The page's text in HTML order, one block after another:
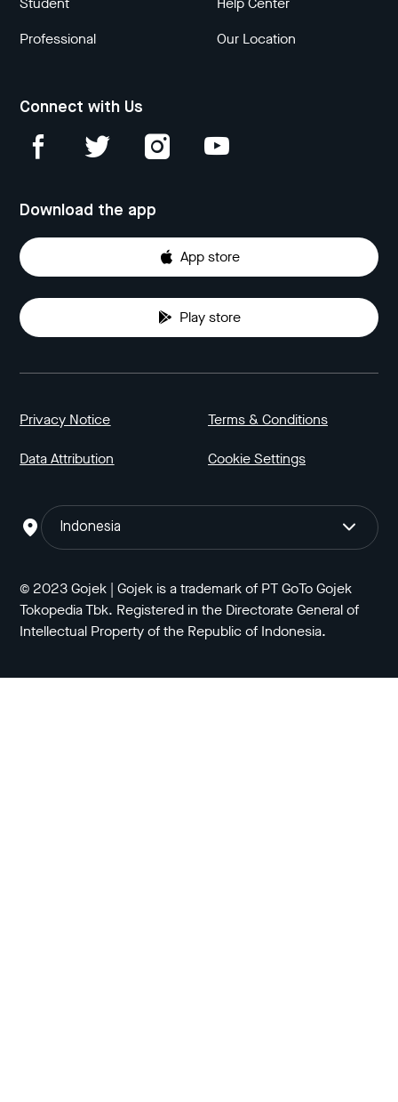
Professional
Our Location
Connect with Us
Download the app
App store
Play store
Privacy Notice Terms & Conditions
Data Attribution Cookie Settings
Indonesia
© 2023 Gojek | Gojek is a trademark of PT GoTo Gojek
Tokopedia Tbk. Registered in the Directorate General of
Intellectual Property of the Republic of Indonesia.